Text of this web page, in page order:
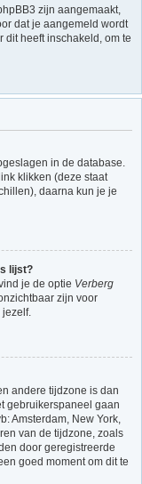
zijn aangemaakt,
dat je aangemeld wordt
heeft inschakeld, om te
in de database.
link klikken (deze staat
daarna kun je je
lijst?
je de optie Verberg
zijn voor
jezelf.
andere tijdzone is dan
gebruikerspaneel gaan
Amsterdam, New York,
van de tijdzone, zoals
door geregistreerde
goed moment om dit te